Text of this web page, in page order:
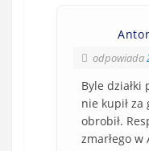
odpowiada
Byle
nie kupił za
obrobił.
zmarłego